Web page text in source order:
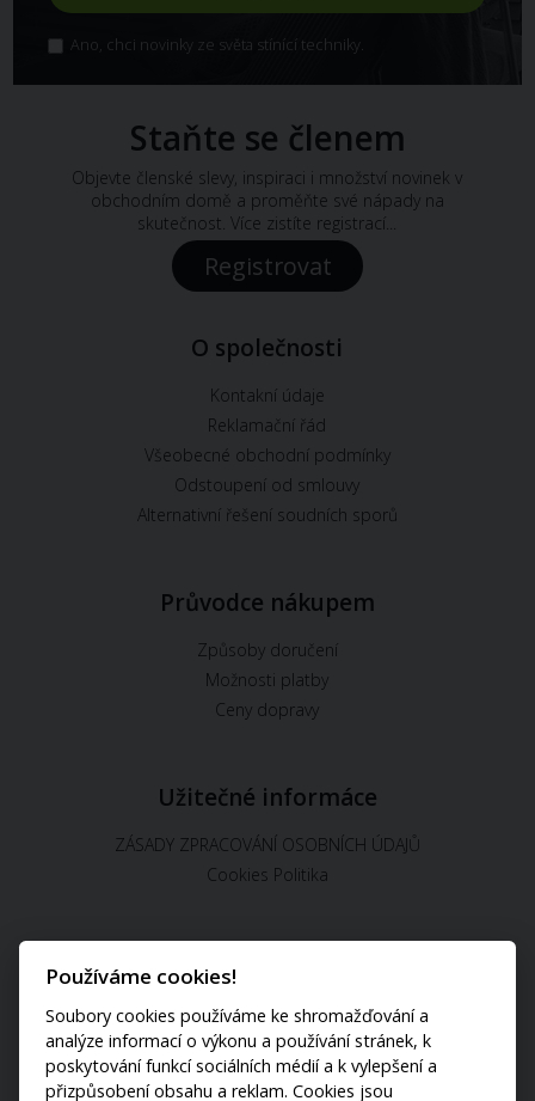
Ano, chci novinky ze světa stínící techniky.
Staňte se členem
Objevte členské slevy, inspiraci i množství novinek v
obchodním domě a proměňte své nápady na
skutečnost. Více zistíte registrací...
Registrovat
O společnosti
Kontakní údaje
Reklamační řád
Všeobecné obchodní podmínky
Odstoupení od smlouvy
Alternativní řešení soudních sporů
Průvodce nákupem
Způsoby doručení
Možnosti platby
Ceny dopravy
Užitečné informáce
ZÁSADY ZPRACOVÁNÍ OSOBNÍCH ÚDAJŮ
Cookies Politika
U nás můžete platit:
Používáme cookies!
Soubory cookies používáme ke shromažďování a
analýze informací o výkonu a používání stránek, k
poskytování funkcí sociálních médií a k vylepšení a
přizpůsobení obsahu a reklam. Cookies jsou